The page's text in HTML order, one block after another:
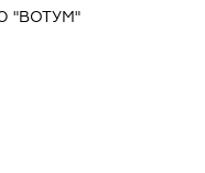
"ВОТУМ"